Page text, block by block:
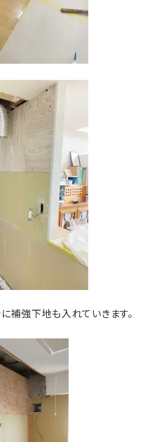
補強下地も入れていきます。